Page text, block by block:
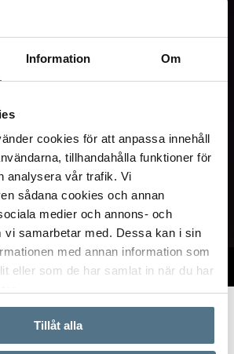
Information Om
cookies för att anpassa innehåll
tillhandahålla funktioner för
analysera vår trafik. Vi
sådana cookies och annan
medier och annons- och
vi samarbetar med. Dessa kan i sin
med annan information som
eller som de har samlat in när du har
Tillåt alla
VÄRDERA